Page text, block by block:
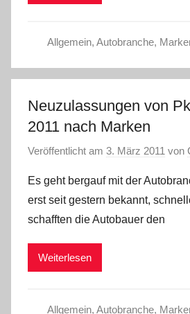
Allgemein, Autobranche,
Neuzulassungen von
2011 nach Marken
Veröffentlicht am 3. März 2011 von
Es geht bergauf mit der
erst seit gestern bekannt,
schafften die Autobauer den
Weiterlesen
Allgemein, Autobranche,